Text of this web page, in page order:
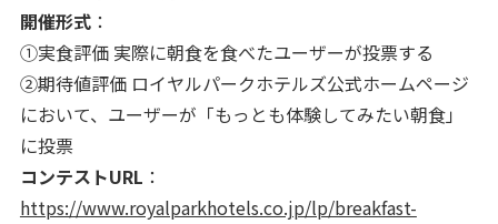
開催形式：
①実食評価 実際に朝食を食べたユーザーが投票する
②期待値評価 ロイヤルパークホテルズ公式ホームページ
において、ユーザーが「もっとも体験してみたい朝食」
に投票
コンテストURL ：
https://www.royalparkhotels.co.jp/lp/breakfast-